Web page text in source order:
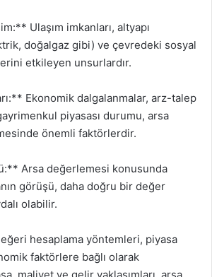
Ulaşım imkanları, altyapı
doğalgaz gibi) ve çevredeki sosyal
etkileyen unsurlardır.
Ekonomik dalgalanmalar, arz-talep
piyasası durumu, arsa
önemli faktörlerdir.
Arsa değerlemesi konusunda
görüşü, daha doğru bir değer
olabilir.
hesaplama yöntemleri, piyasa
faktörlere bağlı olarak
maliyet ve gelir yaklaşımları, arsa